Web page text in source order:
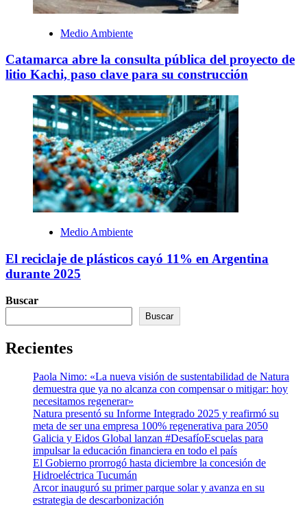
Medio Ambiente
Catamarca abre la consulta pública del proyecto de
litio Kachi, paso clave para su construcción
Medio Ambiente
El reciclaje de plásticos cayó 11% en Argentina
durante 2025
Buscar
Buscar
Recientes
Paola Nimo: «La nueva visión de sustentabilidad de Natura
demuestra que ya no alcanza con compensar o mitigar: hoy
necesitamos regenerar»
Natura presentó su Informe Integrado 2025 y reafirmó su
meta de ser una empresa 100% regenerativa para 2050
Galicia y Eidos Global lanzan #DesafíoEscuelas para
impulsar la educación financiera en todo el país
El Gobierno prorrogó hasta diciembre la concesión de
Hidroeléctrica Tucumán
Arcor inauguró su primer parque solar y avanza en su
estrategia de descarbonización